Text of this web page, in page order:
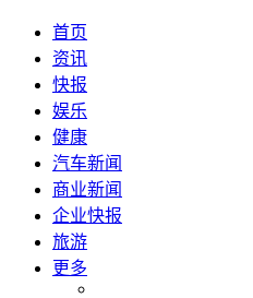
首页
资讯
快报
娱乐
健康
汽车新闻
商业新闻
企业快报
旅游
更多